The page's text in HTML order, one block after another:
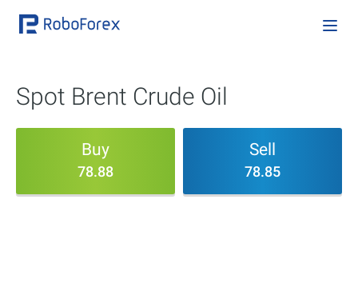
Spot Brent Crude Oil
Buy
78.88
Sell
78.85